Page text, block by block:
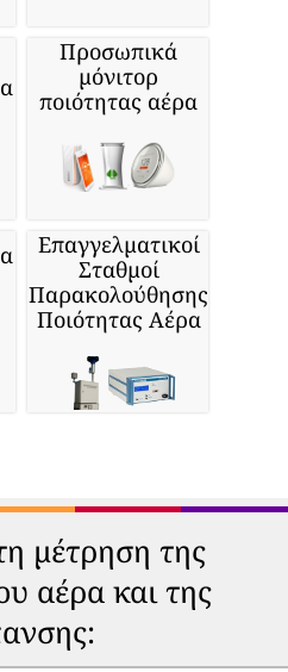
Προσωπικά
μόνιτορ
ποιότητας αέρα
Επαγγελματικοί
Σταθμοί
Παρακολούθησης
Ποιότητας Αέρα
μέτρηση της
αέρα και της